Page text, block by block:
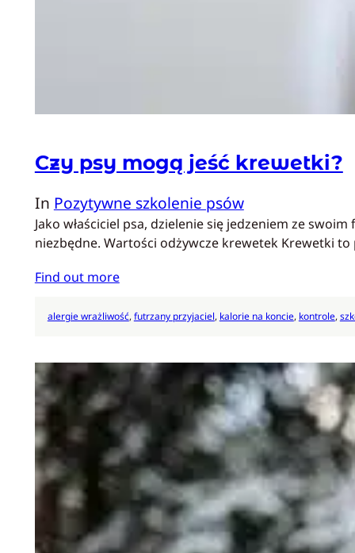
Czy psy mogą jeść krewetki?
In Pozytywne szkolenie psów
Jako właściciel psa, dzielenie się jedzeniem ze
niezbędne. Wartości odżywcze krewetek Krewetki
Find out more
alergie wrażliwość, futrzany przyjaciel, kalorie na koncie, kontrole,